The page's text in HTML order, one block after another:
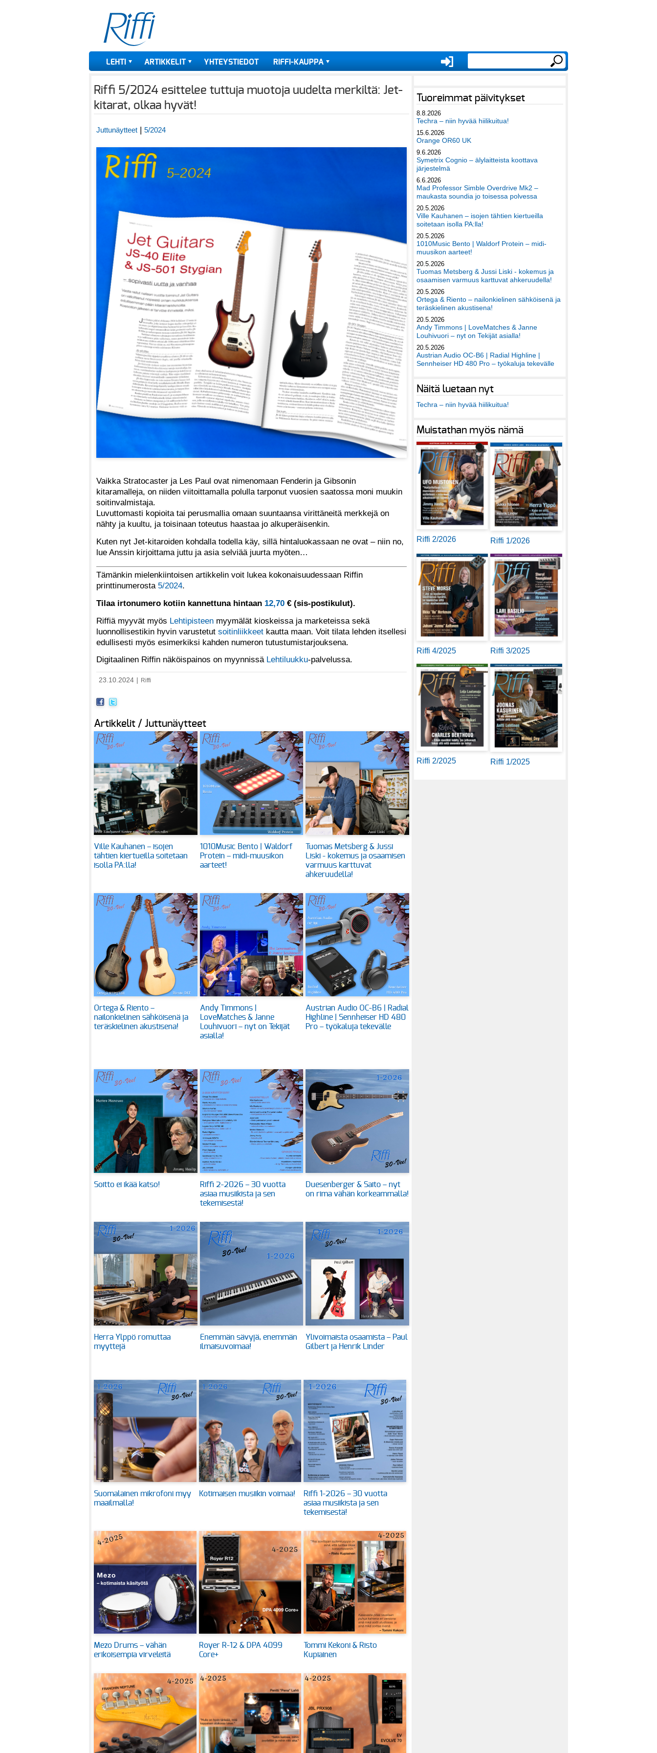
LEHTI ARTIKKELIT YHTEYSTIEDOT RIFFI-KAUPPA
Riffi 5/2024 esittelee tuttuja muotoja uudelta merkiltä: Jet-
kitarat, olkaa hyvät!
Juttunäytteet | 5/2024
Vaikka Stratocaster ja Les Paul ovat nimenomaan Fenderin ja Gibsonin
kitaramalleja, on niiden viitoittamalla polulla tarponut vuosien saatossa moni muukin
soitinvalmistaja.
Luvuttomasti kopioita tai perusmallia omaan suuntaansa virittäneitä merkkejä on
nähty ja kuultu, ja toisinaan toteutus haastaa jo alkuperäisenkin.
Kuten nyt Jet-kitaroiden kohdalla todella käy, sillä hintaluokassaan ne ovat – niin no,
lue Anssin kirjoittama juttu ja asia selviää juurta myöten…
Tämänkin mielenkiintoisen artikkelin voit lukea kokonaisuudessaan Riffin
printtinumerosta 5/2024.
Tilaa irtonumero kotiin kannettuna hintaan 12,70 € (sis-postikulut).
Riffiä myyvät myös Lehtipisteen myymälät kioskeissa ja marketeissa sekä
luonnollisestikin hyvin varustetut soitinliikkeet kautta maan. Voit tilata lehden itsellesi
edullisesti myös esimerkiksi kahden numeron tutustumistarjouksena.
Digitaalinen Riffin näköispainos on myynnissä Lehtiluukku-palvelussa.
23.10.2024 Riffi
Artikkelit / Juttunäytteet
Ville Kauhanen – isojen
tähtien kiertueilla soitetaan
isolla PA:lla!
1010Music Bento | Waldorf
Protein – midi-muusikon
aarteet!
Tuomas Metsberg & Jussi
Liski - kokemus ja osaamisen
varmuus karttuvat
ahkeruudella!
Ortega & Riento –
nailonkielinen sähköisenä ja
teräskielinen akustisena!
Andy Timmons |
LoveMatches & Janne
Louhivuori – nyt on Tekijät
asialla!
Austrian Audio OC-B6 | Radial
Highline | Sennheiser HD 480
Pro – työkaluja tekevälle
Soitto ei ikää katso!
Riffi 2-2026 – 30 vuotta
asiaa musiikista ja sen
tekemisestä!
Duesenberger & Saito – nyt
on rima vähän korkeammalla!
Herra Ylppö romuttaa
myyttejä
Enemmän sävyjä, enemmän
ilmaisuvoimaa!
Ylivoimaista osaamista – Paul
Gilbert ja Henrik Linder
Suomalainen mikrofoni myy
maailmalla!
Kotimaisen musiikin voimaa!
Riffi 1-2026 – 30 vuotta
asiaa musiikista ja sen
tekemisestä!
Mezo Drums – vähän
erikoisempia virveleitä
Royer R-12 & DPA 4099
Core+
Tommi Kekoni & Risto
Kupiainen
Tuoreimmat päivitykset
8.8.2026
Techra – niin hyvää hiilikuitua!
15.6.2026
Orange OR60 UK
9.6.2026
Symetrix Cognio – älylaitteista koottava
järjestelmä
6.6.2026
Mad Professor Simble Overdrive Mk2 –
maukasta soundia jo toisessa polvessa
20.5.2026
Ville Kauhanen – isojen tähtien kiertueilla
soitetaan isolla PA:lla!
20.5.2026
1010Music Bento | Waldorf Protein – midi-
muusikon aarteet!
20.5.2026
Tuomas Metsberg & Jussi Liski - kokemus ja
osaamisen varmuus karttuvat ahkeruudella!
20.5.2026
Ortega & Riento – nailonkielinen sähköisenä ja
teräskielinen akustisena!
20.5.2026
Andy Timmons | LoveMatches & Janne
Louhivuori – nyt on Tekijät asialla!
20.5.2026
Austrian Audio OC-B6 | Radial Highline |
Sennheiser HD 480 Pro – työkaluja tekevälle
Näitä luetaan nyt
Techra – niin hyvää hiilikuitua!
Muistathan myös nämä
Riffi 2/2026 Riffi 1/2026
Riffi 4/2025 Riffi 3/2025
Riffi 2/2025 Riffi 1/2025